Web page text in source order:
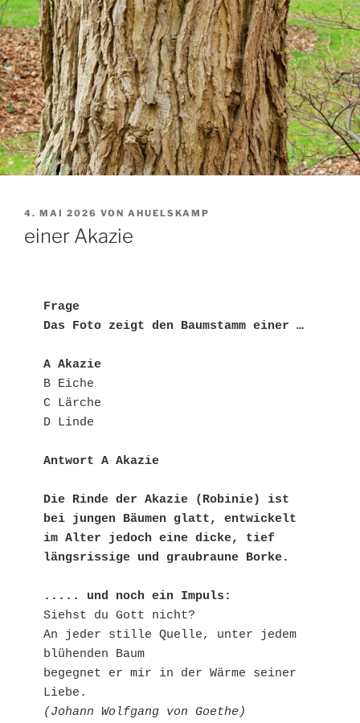
VERÖFFENTLICHT
AM
4. MAI 2026 VON AHUELSKAMP
einer Akazie
Frage
Das Foto zeigt den Baumstamm einer …
A Akazie
B Eiche
C Lärche
D Linde
Antwort A Akazie
Die Rinde der Akazie (Robinie) ist
bei jungen Bäumen glatt, entwickelt
im Alter jedoch eine dicke, tief
längsrissige und graubraune Borke.
..... und noch ein Impuls:
Siehst du Gott nicht?
An jeder stille Quelle, unter jedem
blühenden Baum
begegnet er mir in der Wärme seiner
Liebe.
(Johann Wolfgang von Goethe)